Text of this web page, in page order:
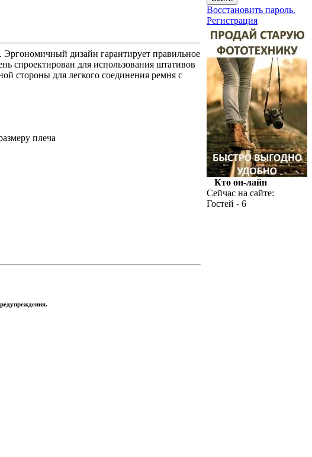
Эргономичный дизайн гарантирует правильное
спроектирован для использования штативов
стороны для легкого соединения ремня с
плеча
Восстановить пароль.
Регистрация
Кто он-лайн
Сейчас на сайте:
Гостей - 6